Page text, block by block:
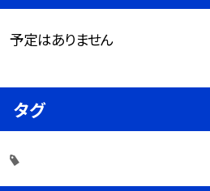
予定はありません
タグ